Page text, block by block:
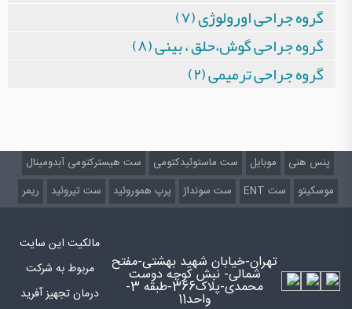
گروه جراحی اورولوژی (۷)
گروه جراحی گوش،حلق ، بینی (۸)
گروه جراحی ترمیمی (۲)
پنس هنی موبایل ست ماستوئیدکتومی
ست هیسترکتومی آبدومینال
موسکیتو
ست ENT ست سونداژ پرپ هموروئید ست تیروئید ریمر
تهران-خیابان شهید بهشتی-مفتح
شمالی- نبش کوچه دوست
محمدی-پلاک366-طبقه 3-
واحد11
مالکیت این سایت
مربوط به شرکت
درمان تجهیز آفرید